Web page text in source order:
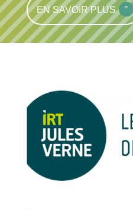
EN SAVOIR PLUS